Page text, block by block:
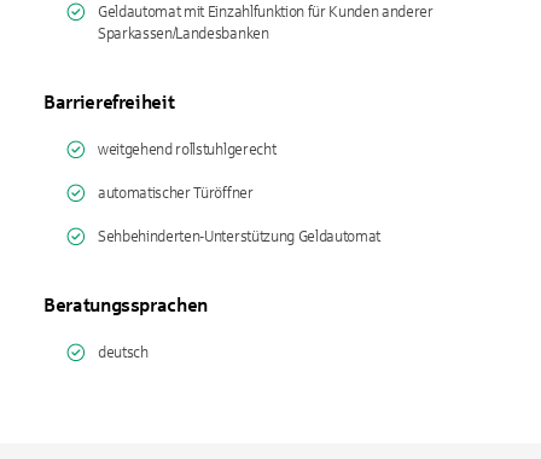
Geldautomat mit Einzahlfunktion für Kunden anderer
Sparkassen/Landesbanken
Barrierefreiheit
weitgehend rollstuhlgerecht
automatischer Türöffner
Sehbehinderten-Unterstützung Geldautomat
Beratungssprachen
deutsch